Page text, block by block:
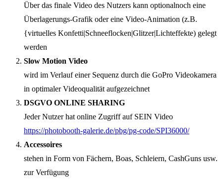
Über das finale Video des Nutzers kann optionalnoch eine
Überlagerungs-Grafik oder eine Video-Animation (z.B.
{virtuelles Konfetti|Schneeflocken|Glitzer|Lichteffekte) gelegt
werden
Slow Motion Video
wird im Verlauf einer Sequenz durch die GoPro Videokamera
in optimaler Videoqualität aufgezeichnet
DSGVO ONLINE SHARING
Jeder Nutzer hat online Zugriff auf SEIN Video
https://photobooth-galerie.de/pbg/pg-code/SPI36000/
Accessoires
stehen in Form von Fächern, Boas, Schleiern, CashGuns usw.
zur Verfügung